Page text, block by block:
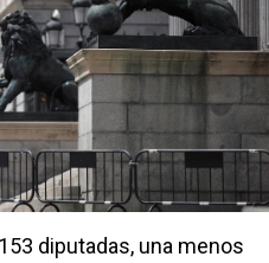
diputadas, una menos